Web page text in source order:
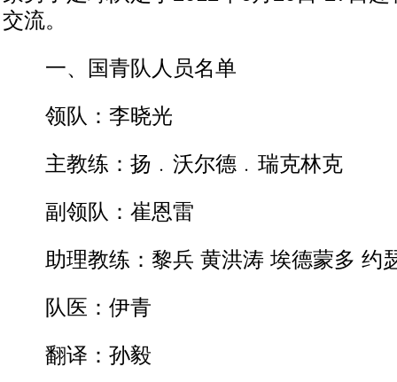
交流。
一、国青队人员名单
领队：李晓光
主教练：扬﹒沃尔德﹒瑞克林克
副领队：崔恩雷
助理教练：黎兵 黄洪涛 埃德蒙多 约
队医：伊青
翻译：孙毅